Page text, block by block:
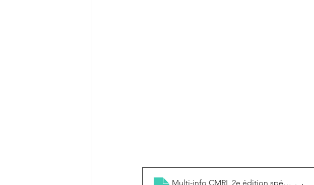
Multi-info CMRL 2e édition spéciale Covi
.